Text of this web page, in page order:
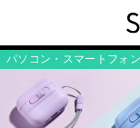
パソコン・スマートフォン